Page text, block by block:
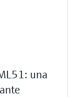
una